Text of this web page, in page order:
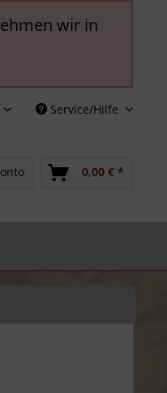
wir in
Deutsch Service/Hilfe
0,00 € *